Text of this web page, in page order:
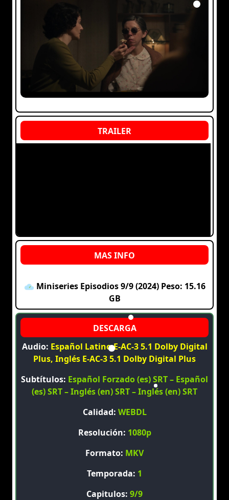
Miniseries Episodios 9/9 (2024) Peso: 15.16
GB
Audio: Español Latino E-AC-3 5.1 Dolby Digital
Plus, Inglés E-AC-3 5.1 Dolby Digital Plus
Subtítulos: Español Forzado (es) SRT – Español
(es) SRT – Inglés (en) SRT – Inglés (en) SRT
Calidad: WEBDL
Resolución: 1080p
Formato: MKV
Temporada: 1
Capitulos: 9/9